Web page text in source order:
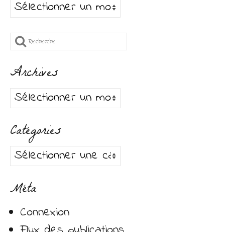
Archives
Rechercher
Archives
Archives
Catégories
Catégories
Méta
Connexion